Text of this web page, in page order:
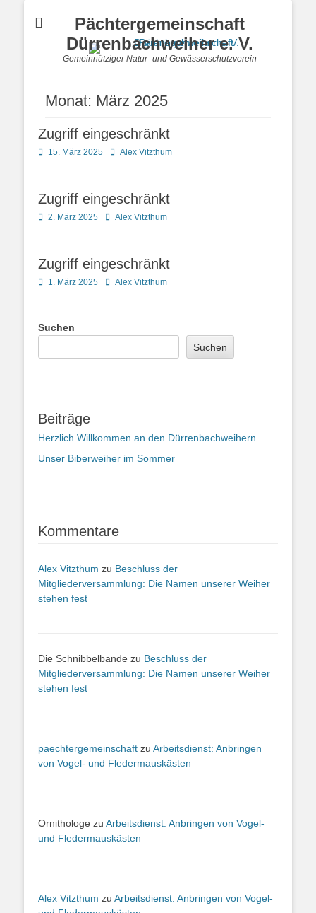
Pächtergemeinschaft
Dürrenbachweiher e. V.
Gemeinnütziger Natur- und Gewässerschutzverein
Monat: März 2025
Zugriff eingeschränkt
Posted
15. März 2025 AutorAlex Vitzthum
Zugriff eingeschränkt
Posted
2. März 2025 AutorAlex Vitzthum
Zugriff eingeschränkt
Posted
1. März 2025 AutorAlex Vitzthum
Suchen
Suchen
Beiträge
Herzlich Willkommen an den Dürrenbachweihern
Unser Biberweiher im Sommer
Kommentare
Alex Vitzthum zu Beschluss der
Mitgliederversammlung: Die Namen unserer Weiher
stehen fest
Die Schnibbelbande zu Beschluss der
Mitgliederversammlung: Die Namen unserer Weiher
stehen fest
paechtergemeinschaft zu Arbeitsdienst: Anbringen
von Vogel- und Fledermauskästen
Ornithologe zu Arbeitsdienst: Anbringen von Vogel-
und Fledermauskästen
Alex Vitzthum zu Arbeitsdienst: Anbringen von Vogel-